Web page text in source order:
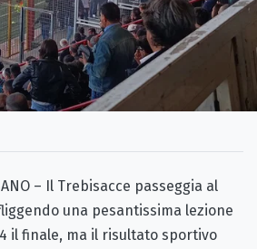
– Il Trebisacce passeggia al
una pesantissima lezione
il finale, ma il risultato sportivo